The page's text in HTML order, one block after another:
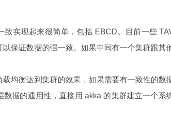
实现起来很简单，包括 EBCD。目前一些
保证数据的强一致。如果中间有一个集群跟其
均衡达到集群的效果，如果需要有一致性的数
据的通用性，直接用 akka 的集群建立一个系